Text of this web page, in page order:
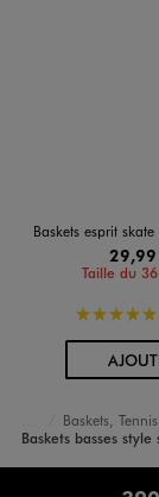
Baskets esprit skate à lacets
Taille du
5/5 de
Accueil
Garçon
Chaussures
Baskets, Tennis
Baskets basses